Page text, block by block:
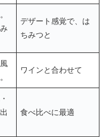
デザート感覚で、は
ちみつと
ワインと合わせて
食べ比べに最適